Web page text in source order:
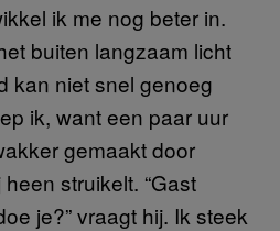
ik me nog beter in.
buiten langzaam licht
kan niet snel genoeg
ik, want een paar uur
gemaakt door
struikelt. “Gast
je?” vraagt hij. Ik steek